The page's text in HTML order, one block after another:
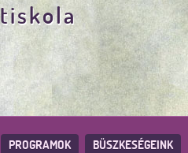
PROGRAMOK
BÜSZKESÉGEINK